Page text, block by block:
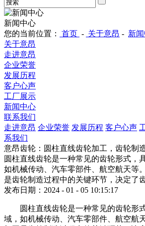
新闻中心
您的当前位置：
首页 - 关于意昂 - 新
关于意昂
走进意昂
企业荣誉
发展历程
客户心声
工厂展示
新闻中心
联系我们
走进意昂 企业荣誉 发展历程 客户心声
系我们
意昂齿轮：圆柱直线齿轮加工，齿轮制
圆柱直线齿轮是一种常见的齿轮形式，
如机械传动、汽车零部件、航空航天等
是齿轮制造过程中的关键环节，决定了
发布日期：2024 - 01 - 05 10:15:17
圆柱直线齿轮是一种常见的齿轮形
域，如机械传动、汽车零部件、航空航